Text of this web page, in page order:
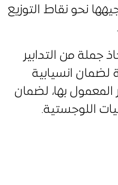
نحو نقاط التوزيع
جملة من التدابير
لضمان انسيابية
المعمول بها، لضمان
اللوجستية.